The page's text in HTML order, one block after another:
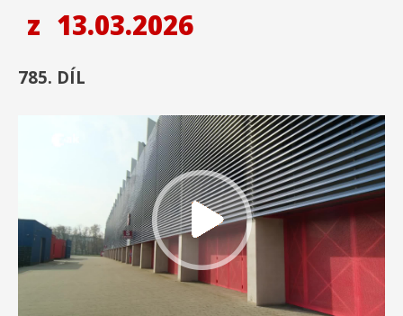
z 13.03.2026
785. DÍL